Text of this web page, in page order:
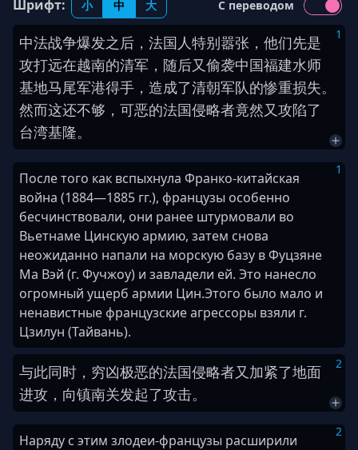
Шрифт: 小 中 大
С переводом
1
中法战争爆发之后 ， 法国人特别嚣张 ， 他们先是
攻打远在越南的清军 ， 随后又偷袭中国福建水师
基地马尾军港得手 ， 造成了清朝军队的惨重损失。
然而这还不够 ， 可恶的法国侵略者竟然又攻陷了
台湾基隆。
1
После того как вспыхнула Франко-китайская
война (1884—1885 гг.), французы особенно
бесчинствовали, они ранее штурмовали во
Вьетнаме Цинскую армию, затем снова
неожиданно напали на морскую базу в Фуцзяне
Ма Вэй (г. Фучжоу) и завладели ей. Это нанесло
огромный ущерб армии Цин.Этого было мало и
ненавистные французские агрессоры взяли г.
Цзилун (Тайвань).
2
与此同时 ， 穷凶极恶的法国侵略者又加紧了地面
进攻 ， 向镇南关发起了攻击。
2
Наряду с этим злодеи-французы расширили